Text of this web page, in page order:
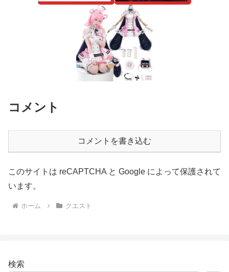
コメント
コメントを書き込む
このサイトは reCAPTCHA と Google によって保護されて
います。
ホーム クエスト
検索